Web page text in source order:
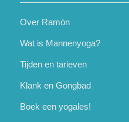
Over Ramón
Wat is Mannenyoga?
Tijden en tarieven
Klank en Gongbad
Boek een yogales!